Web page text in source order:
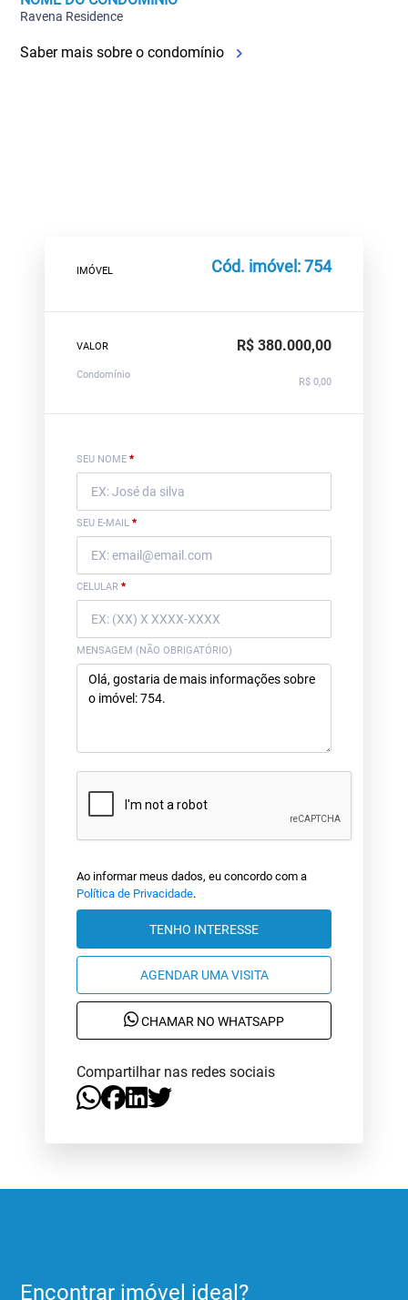
Ravena Residence
Saber mais sobre o condomínio
IMÓVEL Cód. imóvel: 754
VALOR R$ 380.000,00
Condomínio
R$ 0,00
SEU NOME *
SEU E-MAIL *
CELULAR *
MENSAGEM (NÃO OBRIGATÓRIO)
Ao informar meus dados, eu concordo com a
Política de Privacidade.
TENHO INTERESSE
AGENDAR UMA VISITA
CHAMAR NO WHATSAPP
Compartilhar nas redes sociais
Encontrar imóvel ideal?